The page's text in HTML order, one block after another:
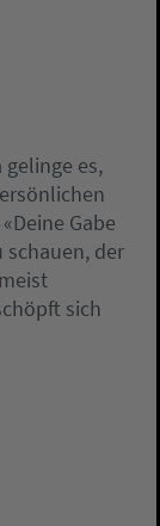
gelinge es,
Gabe
schauen, der
sich